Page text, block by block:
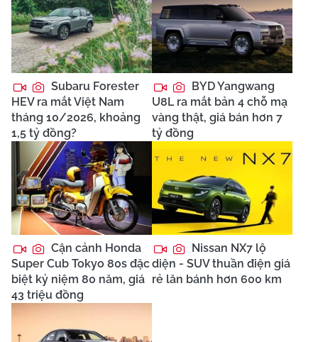
Subaru Forester
HEV ra mắt Việt Nam
tháng 10/2026, khoảng
1,5 tỷ đồng?
BYD Yangwang
U8L ra mắt bản 4 chỗ mạ
vàng thật, giá bán hơn 7
tỷ đồng
Cận cảnh Honda
Super Cub Tokyo 80s đặc
biệt kỷ niệm 80 năm, giá
43 triệu đồng
Nissan NX7 lộ
diện - SUV thuần điện giá
rẻ lăn bánh hơn 600 km